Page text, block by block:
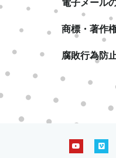
電子メール
商標・著作
腐敗行為防